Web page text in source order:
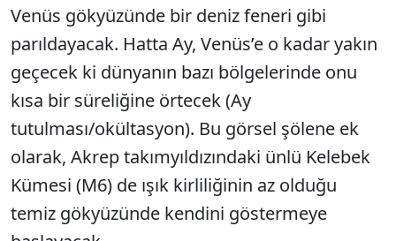
Venüs gökyüzünde bir deniz feneri gibi
parıldayacak. Hatta Ay, Venüs’e o kadar yakın
geçecek ki dünyanın bazı bölgelerinde onu
kısa bir süreliğine örtecek (Ay
tutulması/okültasyon). Bu görsel şölene ek
olarak, Akrep takımyıldızındaki ünlü Kelebek
Kümesi (M6) de ışık kirliliğinin az olduğu
temiz gökyüzünde kendini göstermeye